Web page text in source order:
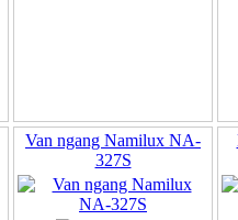
Van ngang Namilux NA-
327S